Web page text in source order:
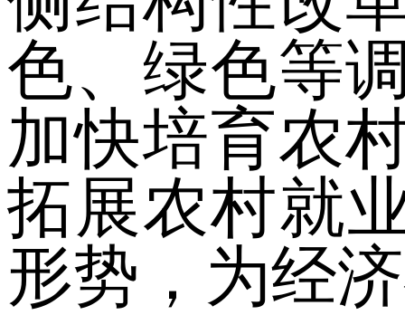
色、绿色等
加快培育农
拓展农村就
形势，为经